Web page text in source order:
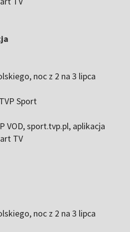
noc z 2 na 3 lipca
Sport
VOD, sport.tvp.pl, aplikacja
TV
noc z 2 na 3 lipca